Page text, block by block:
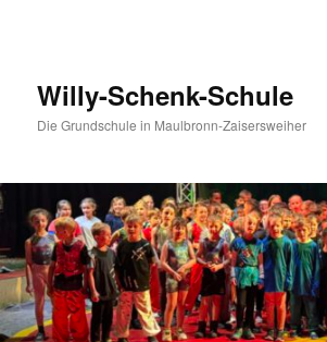
Willy-Schenk-Schule
Die Grundschule in Maulbronn-Zaisersweiher